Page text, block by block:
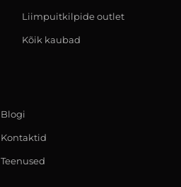
Liimpuitkilpide outlet
Kõik kaubad
Blogi
Kontaktid
Teenused